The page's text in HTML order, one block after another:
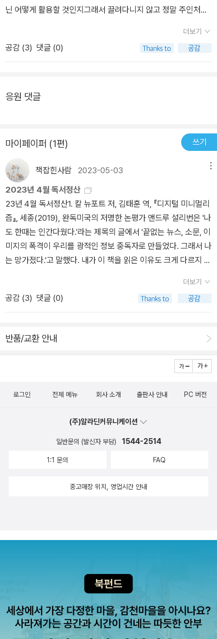
닌 어떻게 활용할 것인지그래서 끌려다니지 않고 정말 주인처럼
책인 것 같다인터넷 시대가 제공하는 도구, 오락, 딴짓이 우리의
감정이나 일상을 좌우하도록 놔둬서는 안 된다. 그 대신 단계를
간화라면 거부하는 철학, 단기적인 만족보다 장기적인 의미를 중
더보기
공감 (3) 댓글 (0)
응원 댓글
마이페이퍼 (1편) 쓰기
책잡힌사람 2023-05-03
2023년 4월 독서정산
23년 4월 독서정산1. 칼 뉴포트 저, 김태훈 역, 『디지털 미니멀리
즘』, 세종(2019), 완독미국의 저명한 논평가 앤드루 설리번은 '나
도 한때는 인간다웠다.'라는 제목의 글에서 '끝없는 뉴스, 소문, 이
미지의 폭격이 우리를 광적인 정보 중독자로 만들었다. 그래서 나
는 망가졌다.'고 말했다. 내가 이 책을 읽은 이유도 크게 다르지 않
생각까지 든다. 여기에 목숨이 달려있다고. 각종 디지털기기와 정
보 중독에서 벗어나지 않으면 삶은 더 불행해질 거라고. 나쁘지
기서 벗어나고자 노력해야겠다. 뚜렷한 목적 없는 인터넷 서핑은
진짜 인생낭비다.2. 김영하 저, 『작별인사』, 복복서가(2022), 완
독1~2월에 읽고 4월에 다시 한 번 읽었다. 그때도 그렇고 이번에
점에서 내 삶의 모토와도 맞았지만, 서사를 풀어나가는 과정, 그
에서는 아쉬운 점이 많았다. 예를 들자면, 최박사의 급발진이라던
가 철이가 수용소에서 갑자기 인간다움에 대해 고민하는 부분이
라던가. 좋은 생각을 담기에 이 책은 너무 얇았다. 읽고 있거나 읽
인 철학 책을 자주 읽긴 어렵지만 그래도 어느 정도 팔로우 업 하
져 책을 다시 반납했다. 언젠가 '사유의 이미지'와 '자연사적 사
려면 아무래도 혼자는 안 될 거 같고, 단체로 모여 읽던가 해야 할
었다. 소설이 좀 몽환적이고 가독성이 좋은 편은 아닌데, 주제라
던가 서사는 나쁘지 않았던 거 같다. 종교와 연관지어서 읽으면
더보기
공감 (3) 댓글 (0)
반품/교환 안내
로그인 전체 메뉴 회사 소개 출판사 안내 PC 버전
(주)알라딘커뮤니케이션
일반문의 (발신자 부담) 1544-2514
1:1 문의 FAQ
중고매장 위치, 영업시간 안내